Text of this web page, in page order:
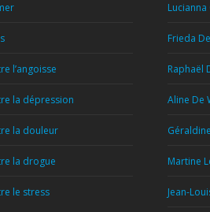
l’angoisse
la dépression
la douleur
la drogue
le stress
Frieda
Raphaël
Aline De
Martine
Jean-